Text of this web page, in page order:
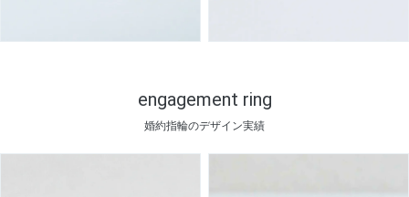
engagement ring
婚約指輪のデザイン実績